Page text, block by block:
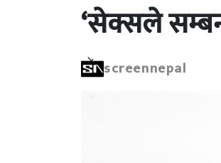
‘सेक्सले
screennepal